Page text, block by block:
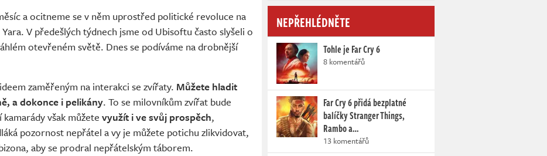
a ocitneme se v něm uprostřed politické revoluce na
V předešlých týdnech jsme od Ubisoftu často slyšeli o
otevřeném světě. Dnes se podíváme na drobnější
zaměřeným na interakci se zvířaty. Můžete hladit
a dokonce i pelikány. To se milovníkům zvířat bude
však můžete využít i ve svůj prospěch,
pozornost nepřátel a vy je můžete potichu zlikvidovat,
aby se prodral nepřátelským táborem.
NEPŘEHLÉDNĚTE
Tohle je Far Cry 6
8 komentářů
Far Cry 6 přidá bezplatné
balíčky Stranger Things,
Rambo a…
13 komentářů